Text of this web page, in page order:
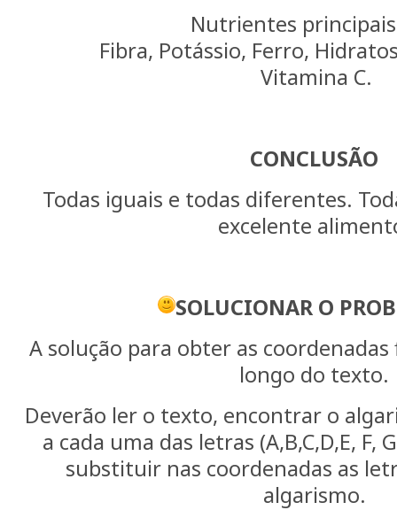
Nutrientes principais
Fibra, Potássio, Ferro,
Vitamina C.
CONCLUSÃO
Todas iguais e todas diferentes.
excelente
SOLUCIONAR O
A solução para obter as
longo do texto.
Deverão ler o texto, encontrar o
a cada uma das letras (A,B,C,D,E, F,
substituir nas coordenadas as
algarismo.